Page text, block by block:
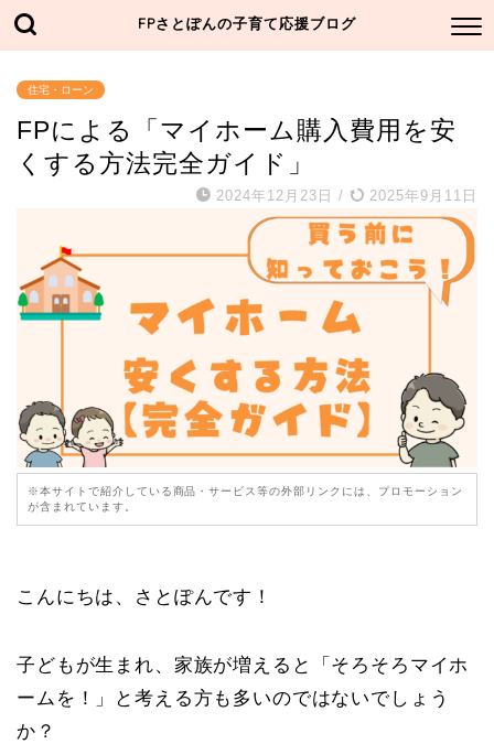
FPさとぽんの子育て応援ブログ
住宅・ローン
FPによる「マイホーム購入費用を安
くする方法完全ガイド」
2024年12月23日 / 2025年9月11日
※本サイトで紹介している商品・サービス等の外部リンクには、プロモーション
が含まれています。
こんにちは、さとぽんです！
子どもが生まれ、家族が増えると「そろそろマイホ
ームを！」と考える方も多いのではないでしょう
か？